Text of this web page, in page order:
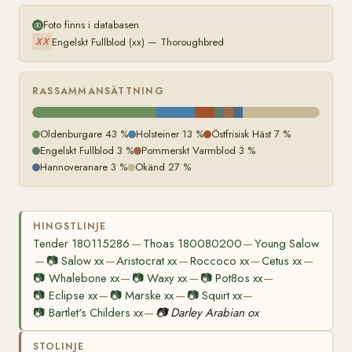
Foto finns i databasen
XX Engelskt Fullblod (xx) — Thoroughbred
RASSAMMANSÄTTNING
Oldenburgare 43 % Holsteiner 13 % Östfrisisk Häst 7 %
Engelskt Fullblod 3 % Pommerskt Varmblod 3 %
Hannoveranare 3 % Okänd 27 %
HINGSTLINJE
Tender 180115286 — Thoas 180080200—Young Salow
— 📷Salow xx—Aristocrat xx—Roccoco xx—Cetus xx—
📷 Whalebone xx— 📷Waxy xx— 📷 Pot8os xx—
📷 Eclipse xx— 📷Marske xx— 📷 Squirt xx—
📷 Bartlet's Childers xx— 📷 Darley Arabian ox
STOLINJE